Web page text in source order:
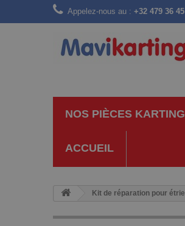
Appelez-nous au : +32 479 36
NOS PIÈCES KARTING
ACCUEIL
Kit de réparation pour